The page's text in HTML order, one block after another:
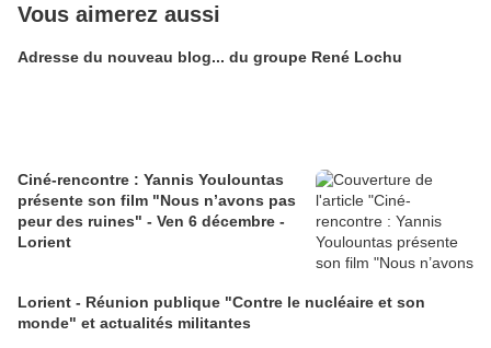
Vous aimerez aussi
Adresse du nouveau blog... du groupe René Lochu
Ciné-rencontre : Yannis Youlountas
présente son film "Nous n’avons pas
peur des ruines" - Ven 6 décembre -
Lorient
Lorient - Réunion publique "Contre le nucléaire et son
monde" et actualités militantes